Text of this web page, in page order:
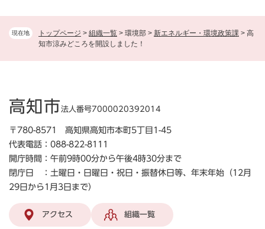
現在地 トップページ > 組織一覧 > 環境部 > 新エネルギー・環境政策課 > 高
知市涼みどころを開設しました！
高知市法人番号7000020392014
〒780-8571 高知県高知市本町5丁目1-45
代表電話：088-822-8111
開庁時間：午前9時00分から午後4時30分まで
閉庁日 ：土曜日・日曜日・祝日・振替休日等、年末年始（12月
29日から1月3日まで）
アクセス 組織一覧